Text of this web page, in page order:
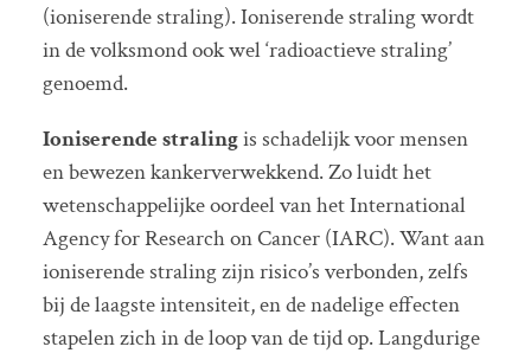
(ioniserende straling). Ioniserende straling wordt
in de volksmond ook wel ‘radioactieve straling’
genoemd.
Ioniserende stralingis schadelijk voor mensen
en bewezen kankerverwekkend. Zo luidt het
wetenschappelijke oordeel van het International
Agency for Research on Cancer (IARC). Want aan
ioniserende straling zijn risico’s verbonden, zelfs
bij de laagste intensiteit, en de nadelige effecten
stapelen zich in de loop van de tijd op. Langdurige